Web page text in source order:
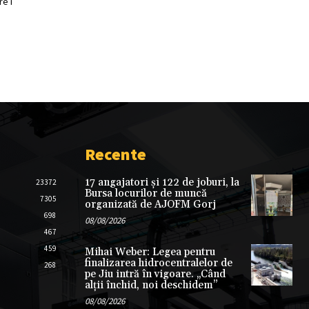
23372
7305
698
467
459
268
Recente
17 angajatori și 122 de joburi, la
Bursa locurilor de muncă
organizată de AJOFM Gorj
08/08/2026
Mihai Weber: Legea pentru
finalizarea hidrocentralelor de
pe Jiu intră în vigoare. „Când
alții închid, noi deschidem”
08/08/2026